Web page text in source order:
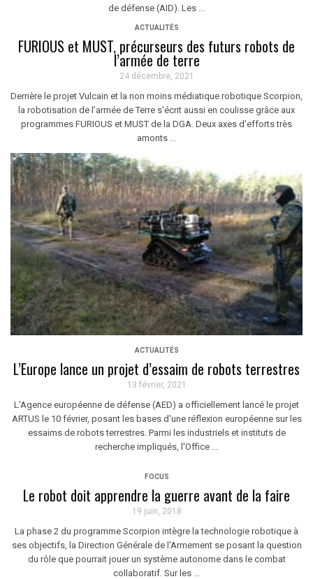
de défense (AID). Les ...
ACTUALITÉS
FURIOUS et MUST, précurseurs des futurs robots de
l’armée de terre
24 décembre, 2021
Derrière le projet Vulcain et la non moins médiatique robotique Scorpion,
la robotisation de l’armée de Terre s'écrit aussi en coulisse grâce aux
programmes FURIOUS et MUST de la DGA. Deux axes d'efforts très
amonts ...
ACTUALITÉS
L’Europe lance un projet d’essaim de robots terrestres
13 février, 2021
L'Agence européenne de défense (AED) a officiellement lancé le projet
ARTUS le 10 février, posant les bases d'une réflexion européenne sur les
essaims de robots terrestres. Parmi les industriels et instituts de
recherche impliqués, l'Office ...
FOCUS
Le robot doit apprendre la guerre avant de la faire
19 juin, 2018
La phase 2 du programme Scorpion intègre la technologie robotique à
ses objectifs, la Direction Générale de l'Armement se posant la question
du rôle que pourrait jouer un système autonome dans le combat
collaboratif. Sur les ...